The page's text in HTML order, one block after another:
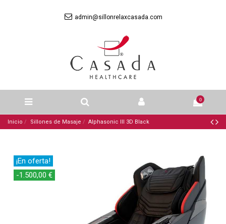
admin@sillonrelaxcasada.com
0
Inicio Sillones de Masaje Alphasonic III 3D Black
¡En oferta!
-1.500,00 €